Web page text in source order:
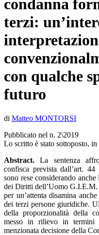
condanna
terzi:
con qualche
futuro
di Matteo MONTORSI
Pubblicato nel n. 2\2019
Lo scritto è stato sottoposto,
Abstract. La sentenza
confisca prevista dall’art.
sono rese considerando
dei Diritti dell’Uomo G.I.E.M.
per un’attenta disamina
dei terzi persone giuridiche.
della proporzionalità della
messo in rilievo in termini
menzionata decisione della